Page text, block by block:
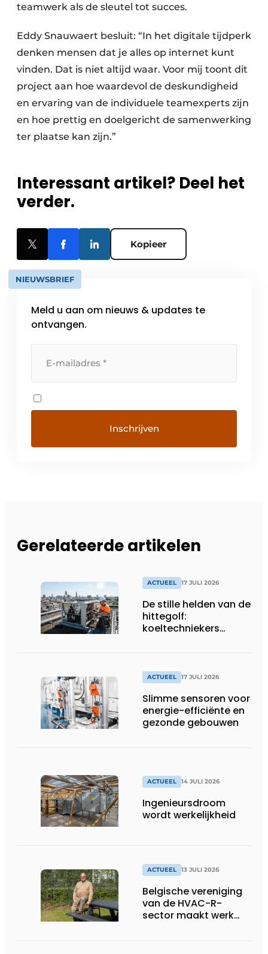
teamwerk als de sleutel tot succes.
Eddy Snauwaert besluit: “In het digitale tijdperk
denken mensen dat je alles op internet kunt
vinden. Dat is niet altijd waar. Voor mij toont dit
project aan hoe waardevol de deskundigheid
en ervaring van de individuele teamexperts zijn
en hoe prettig en doelgericht de samenwerking
ter plaatse kan zijn.”
Interessant artikel? Deel het
verder.
Kopieer
NIEUWSBRIEF
Meld u aan om nieuws & updates te
ontvangen.
Gerelateerde artikelen
ACTUEEL 17 JULI 2026
De stille helden van de
hittegolf:
koeltechniekers
productiebedrijven
draaiende
ACTUEEL 17 JULI 2026
Slimme sensoren voor
energie-efficiënte en
gezonde gebouwen
ACTUEEL 14 JULI 2026
Ingenieursdroom
wordt werkelijkheid
ACTUEEL 13 JULI 2026
Belgische vereniging
van de HVAC-R-
sector maakt werk